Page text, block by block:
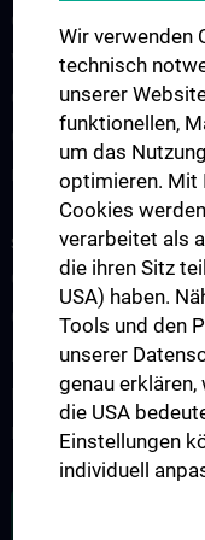
Wissenschaft in der
CCP Researcher
CCP Boards
PPIE - Patient and
STUDIUM, AUS- UND
CCP Ringvorlesung
CCP Simulation and
Fortbildungen
Fortbildungen
Fortbildungen der
Wir verwenden
technisch
unserer
funktionellen,
um das
optimieren. Mit
Cookies
verarbeitet als
die ihren Sitz
USA) haben.
Tools und den
unserer
genau
die USA
Einstellungen
individuell